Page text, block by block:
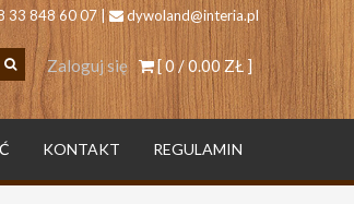
33 848 60 07 | dywoland@interia.pl
[ 0 /0.00 ZŁ]
Zaloguj się
KONTAKT REGULAMIN